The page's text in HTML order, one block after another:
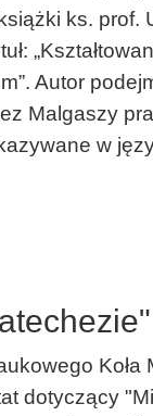
ks. prof.
Autor
Malgaszy
w
dotyczący